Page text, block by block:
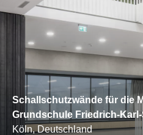
Schallschutzwände für die
Grundschule Friedrich-
Köln, Deutschland